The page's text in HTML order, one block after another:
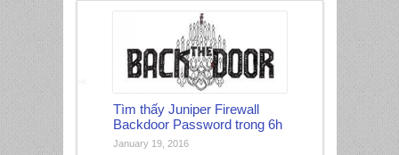
Tìm thấy Juniper Firewall
Backdoor Password trong 6h
January 19, 2016